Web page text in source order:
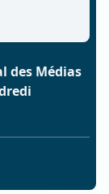
des Médias